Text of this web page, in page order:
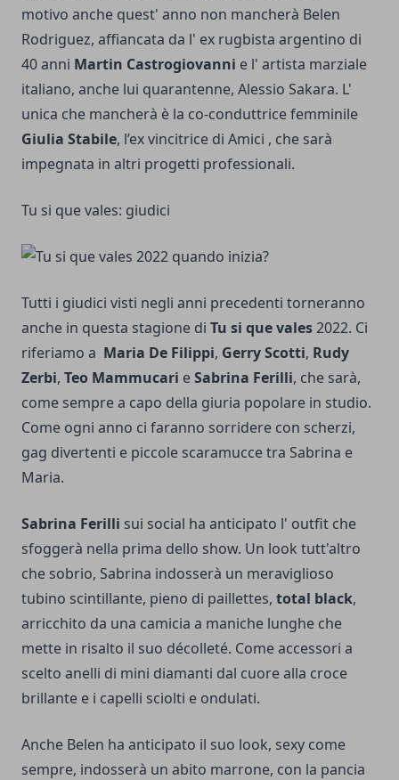
motivo anche quest' anno non mancherà Belen
Rodriguez, affiancata da l' ex rugbista argentino di
40 anni Martin Castrogiovanni e l' artista marziale
italiano, anche lui quarantenne, Alessio Sakara. L'
unica che mancherà è la co-conduttrice femminile
Giulia Stabile, l’ex vincitrice di Amici , che sarà
impegnata in altri progetti professionali.
Tu si que vales: giudici
Tutti i giudici visti negli anni precedenti torneranno
anche in questa stagione di Tu si que vales2022. Ci
riferiamo a Maria De Filippi, Gerry Scotti, Rudy
Zerbi, Teo Mammucari eSabrina Ferilli, che sarà,
come sempre a capo della giuria popolare in studio.
Come ogni anno ci faranno sorridere con scherzi,
gag divertenti e piccole scaramucce tra Sabrina e
Maria.
Sabrina Ferilli sui social ha anticipato l' outfit che
sfoggerà nella prima dello show. Un look tutt'altro
che sobrio, Sabrina indosserà un meraviglioso
tubino scintillante, pieno di paillettes, total black,
arricchito da una camicia a maniche lunghe che
mette in risalto il suo décolleté. Come accessori a
scelto anelli di mini diamanti dal cuore alla croce
brillante e i capelli sciolti e ondulati.
Anche Belen ha anticipato il suo look, sexy come
sempre, indosserà un abito marrone, con la pancia